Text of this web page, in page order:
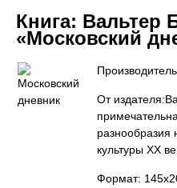
Книга: Вальтер
«Московский
От
разнообразия
культуры XX
Формат: